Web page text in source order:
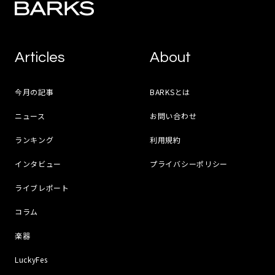
Articles
今月の記事
ニュース
ランキング
インタビュー
ライブレポート
コラム
楽器
LuckyFes
About
BARKSとは
お問い合わせ
利用規約
プライバシーポリシー